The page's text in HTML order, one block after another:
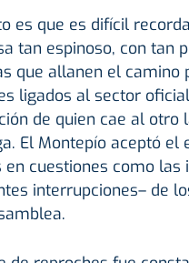
es que es difícil
tan espinoso, con tan
que allanen el camino
ligados al sector
de quien cae al
El Montepío aceptó
en cuestiones como
interrupciones– de